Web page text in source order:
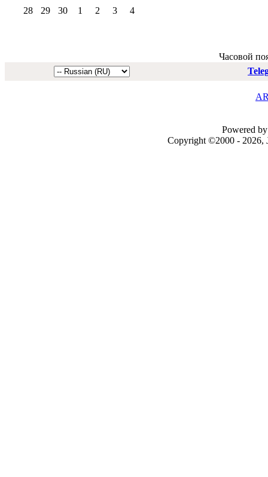
28
29 30 1 2 3 4
Часовой
Powered
Copyright ©2000 - 2026,